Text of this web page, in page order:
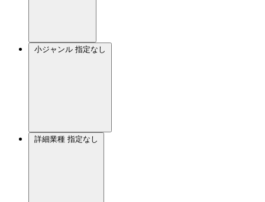
小ジャンル 指定なし
詳細業種 指定なし